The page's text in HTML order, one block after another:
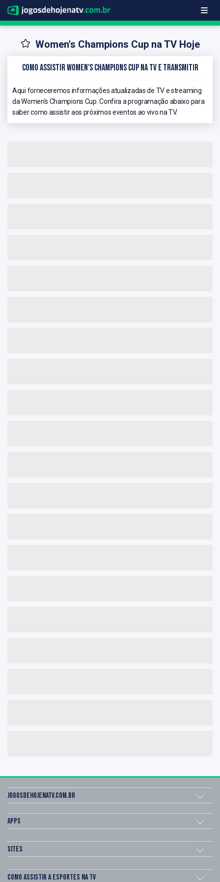
Women's Champions Cup na TV Hoje
Como Assistir Women's Champions Cup na TV e Transmitir
Aqui forneceremos informações atualizadas de TV e streaming
da Women's Champions Cup. Confira a programação abaixo para
saber como assistir aos próximos eventos ao vivo na TV.
Jogosdehojenatv.com.br
Apps
Sites
Como assistir a esportes na TV